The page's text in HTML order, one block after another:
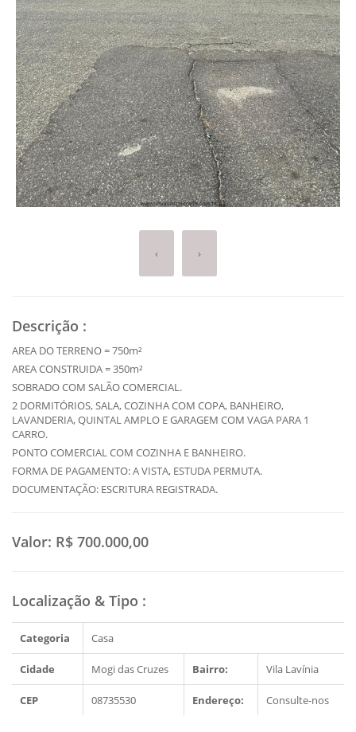
‹ ›
Descrição :
AREA DO TERRENO = 750m²
AREA CONSTRUIDA = 350m²
SOBRADO COM SALÃO COMERCIAL.
2 DORMITÓRIOS, SALA, COZINHA COM COPA, BANHEIRO,
LAVANDERIA, QUINTAL AMPLO E GARAGEM COM VAGA PARA 1
CARRO.
PONTO COMERCIAL COM COZINHA E BANHEIRO.
FORMA DE PAGAMENTO: A VISTA, ESTUDA PERMUTA.
DOCUMENTAÇÃO: ESCRITURA REGISTRADA.
Valor: R$ 700.000,00
Localização & Tipo :
Categoria Casa
Cidade Mogi das Cruzes Bairro: Vila Lavínia
CEP 08735530 Endereço: Consulte-nos